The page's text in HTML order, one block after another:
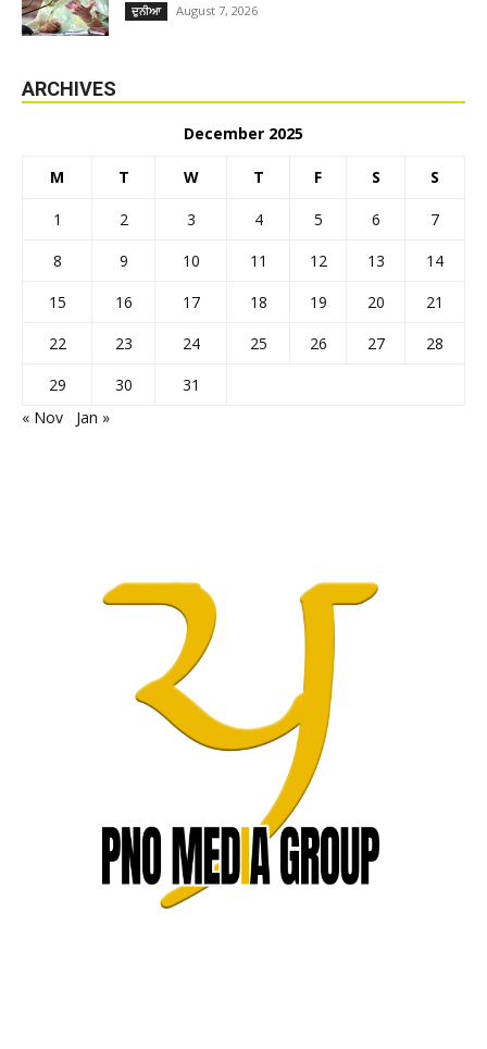
ਦੁਨੀਆ August 7, 2026
ARCHIVES
December 2025
M T W T F S S
1 2 3 4 5 6
7
8
9 10 11 12 13
14
15
16 17 18 19 20
21
22
23 24 25 26 27
28
29
30
31
« Nov
Jan »